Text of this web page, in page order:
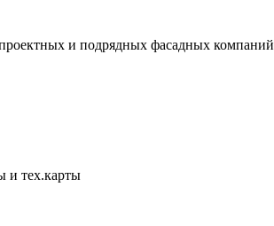
проектных и подрядных фасадных компаний
и тех.карты